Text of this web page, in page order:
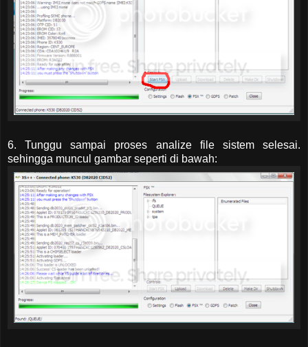
6. Tunggu sampai proses analize file sistem selesai.
sehingga muncul gambar seperti di bawah: